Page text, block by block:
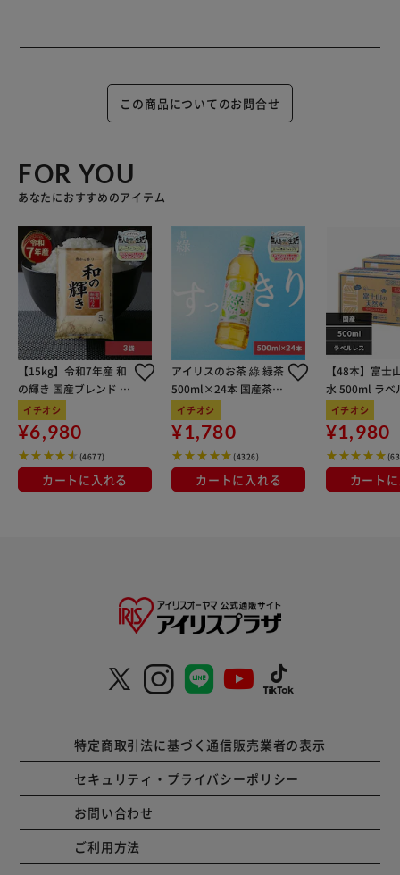
この商品についてのお問合せ
FOR YOU
あなたにおすすめのアイテム
【15kg】令和7年産 和
の輝き 国産ブレンド 5
kg×3袋
イチオシ
¥6,980
(4677)
カートに入れる
アイリスのお茶 綠 緑茶
500ml×24本 国産茶葉
100％使用
イチオシ
¥1,780
(4326)
カートに入れる
【48本】富士
水 500ml ラベ
イチオシ
¥1,980
カート
特定商取引法に基づく通信販売業者の表示
セキュリティ・プライバシーポリシー
お問い合わせ
ご利用方法